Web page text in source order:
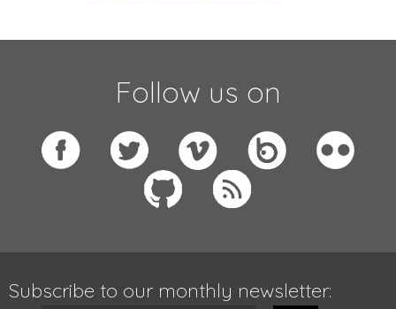
Follow us on
Subscribe to our monthly newsletter: